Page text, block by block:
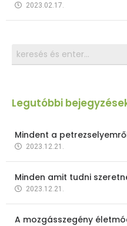
2023.02.17.
Legutóbbi
Mindent a
2023.12.21.
Minden amit tudni
2023.12.21.
A mozgásszegény